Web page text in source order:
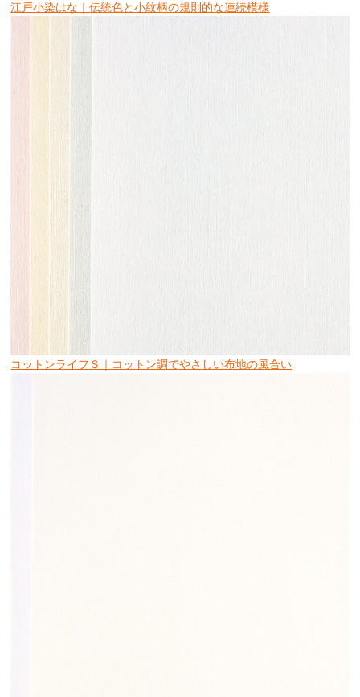
江戸小染はな｜伝統色と小紋柄の規則的な連続模様
コットンライフＳ｜コットン調でやさしい布地の風合い